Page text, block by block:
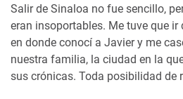
Salir de Sinaloa no fue sencillo,
eran insoportables. Me tuve que ir
en donde conocí a Javier y me
nuestra familia, la ciudad en la
sus crónicas. Toda posibilidad de